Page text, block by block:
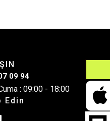
09 94
: 09:00 - 18:00
Edin